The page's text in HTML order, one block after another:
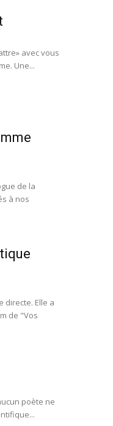
avec vous
Une...
de la
à nos
directe. Elle a
de "Vos
poète ne